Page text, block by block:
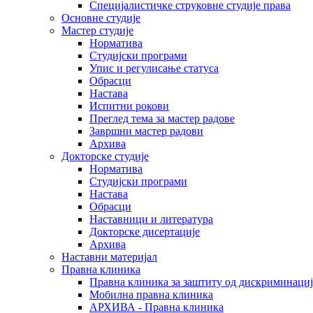
Специјалистичке струковне студије права
Основне студије
Мастер студије
Норматива
Студијски програми
Упис и регулисање статуса
Обрасци
Настава
Испитни рокови
Преглед тема за мастер радове
Завршни мастер радови
Архива
Докторске студије
Норматива
Студијски програми
Настава
Обрасци
Наставници и литература
Докторске дисертације
Архива
Наставни материјал
Правна клиника
Правна клиника за заштиту од
Мобилна правна клиника
АРХИВА - Правна клиника